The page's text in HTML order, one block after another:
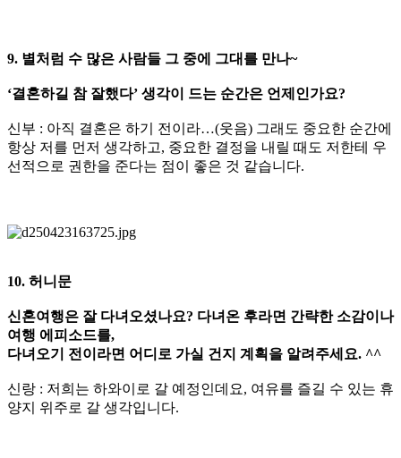
9. 별처럼 수 많은 사람들 그 중에 그대를 만나~
‘결혼하길 참 잘했다’ 생각이 드는 순간은 언제인가요?
신부 : 아직 결혼은 하기 전이라…(웃음) 그래도 중요한 순간에
항상 저를 먼저 생각하고, 중요한 결정을 내릴 때도 저한테 우
선적으로 권한을 준다는 점이 좋은 것 같습니다.
10. 허니문
신혼여행은 잘 다녀오셨나요? 다녀온 후라면 간략한 소감이나
여행 에피소드를,
다녀오기 전이라면 어디로 가실 건지 계획을 알려주세요. ^^
신랑 : 저희는 하와이로 갈 예정인데요, 여유를 즐길 수 있는 휴
양지 위주로 갈 생각입니다.